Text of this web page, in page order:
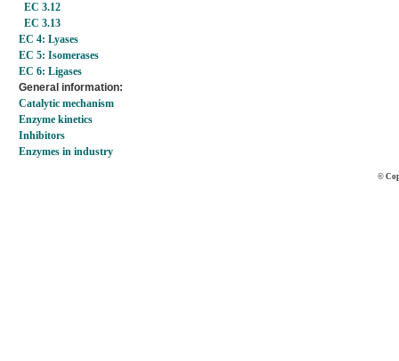
EC 3.12
EC 3.13
EC 4: Lyases
EC 5: Isomerases
EC 6: Ligases
General information:
Catalytic mechanism
Enzyme kinetics
Inhibitors
Enzymes in industry
©